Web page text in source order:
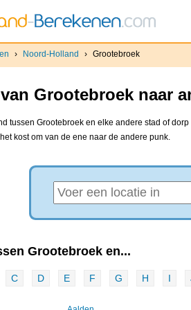
› Noord-Holland › Grootebroek
Grootebroek naar
tussen Grootebroek en elke andere stad of
kost om van de ene naar de andere punk.
Grootebroek en...
C D E F G H I